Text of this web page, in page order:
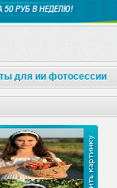
для ии фотосессии